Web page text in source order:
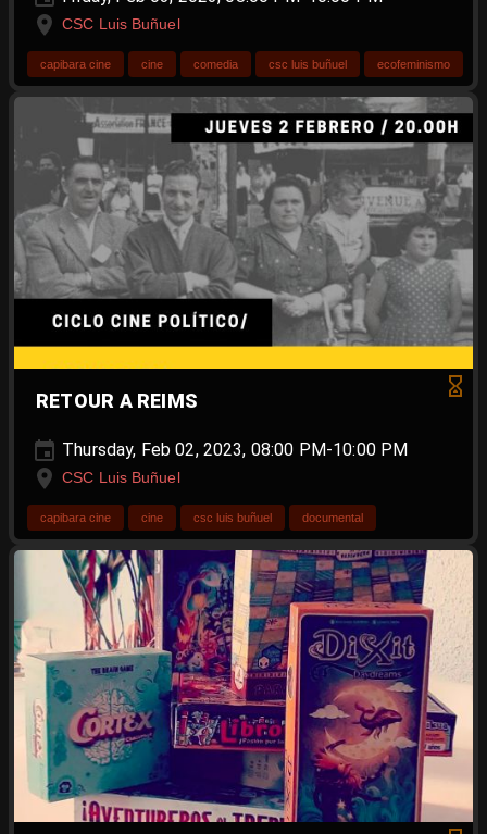
CSC Luis Buñuel
capibara cine cine comedia csc luis buñuel ecofeminismo
RETOUR A REIMS
Thursday, Feb 02, 2023, 08:00 PM-10:00 PM
CSC Luis Buñuel
capibara cine cine csc luis buñuel documental